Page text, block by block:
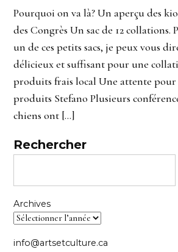
Pourquoi on va là? Un aperçu des
des Congrès Un sac de 12 collations.
un de ces petits sacs, je peux vous
délicieux et suffisant pour une
produits frais local Une attente
produits Stefano Plusieurs
chiens ont […]
Rechercher
Archives
info@artsetculture.ca